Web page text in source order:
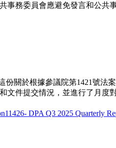
務委員會應避免發言和公共
份關於根據參議院第1421號法
文件提交情況，並進行了月度對
DPA Q3 2025 Quarterly